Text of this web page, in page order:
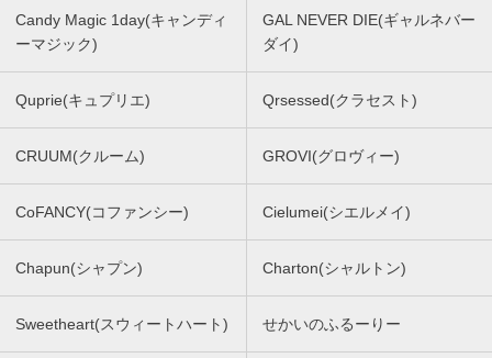
Candy Magic 1day(キャンディ
ーマジック)
GAL NEVER DIE(ギャルネバー
ダイ)
Quprie(キュプリエ) Qrsessed(クラセスト)
CRUUM(クルーム) GROVI(グロヴィー)
CoFANCY(コファンシー) Cielumei(シエルメイ)
Chapun(シャプン) Charton(シャルトン)
Sweetheart(スウィートハート) せかいのふるーりー